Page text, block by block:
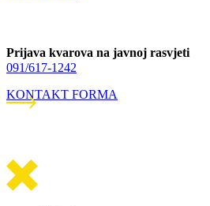
Prijava kvarova na javnoj rasvjeti
091/617-1242
KONTAKT FORMA